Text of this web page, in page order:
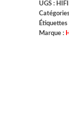
UGS :
Étiquettes
Marque :